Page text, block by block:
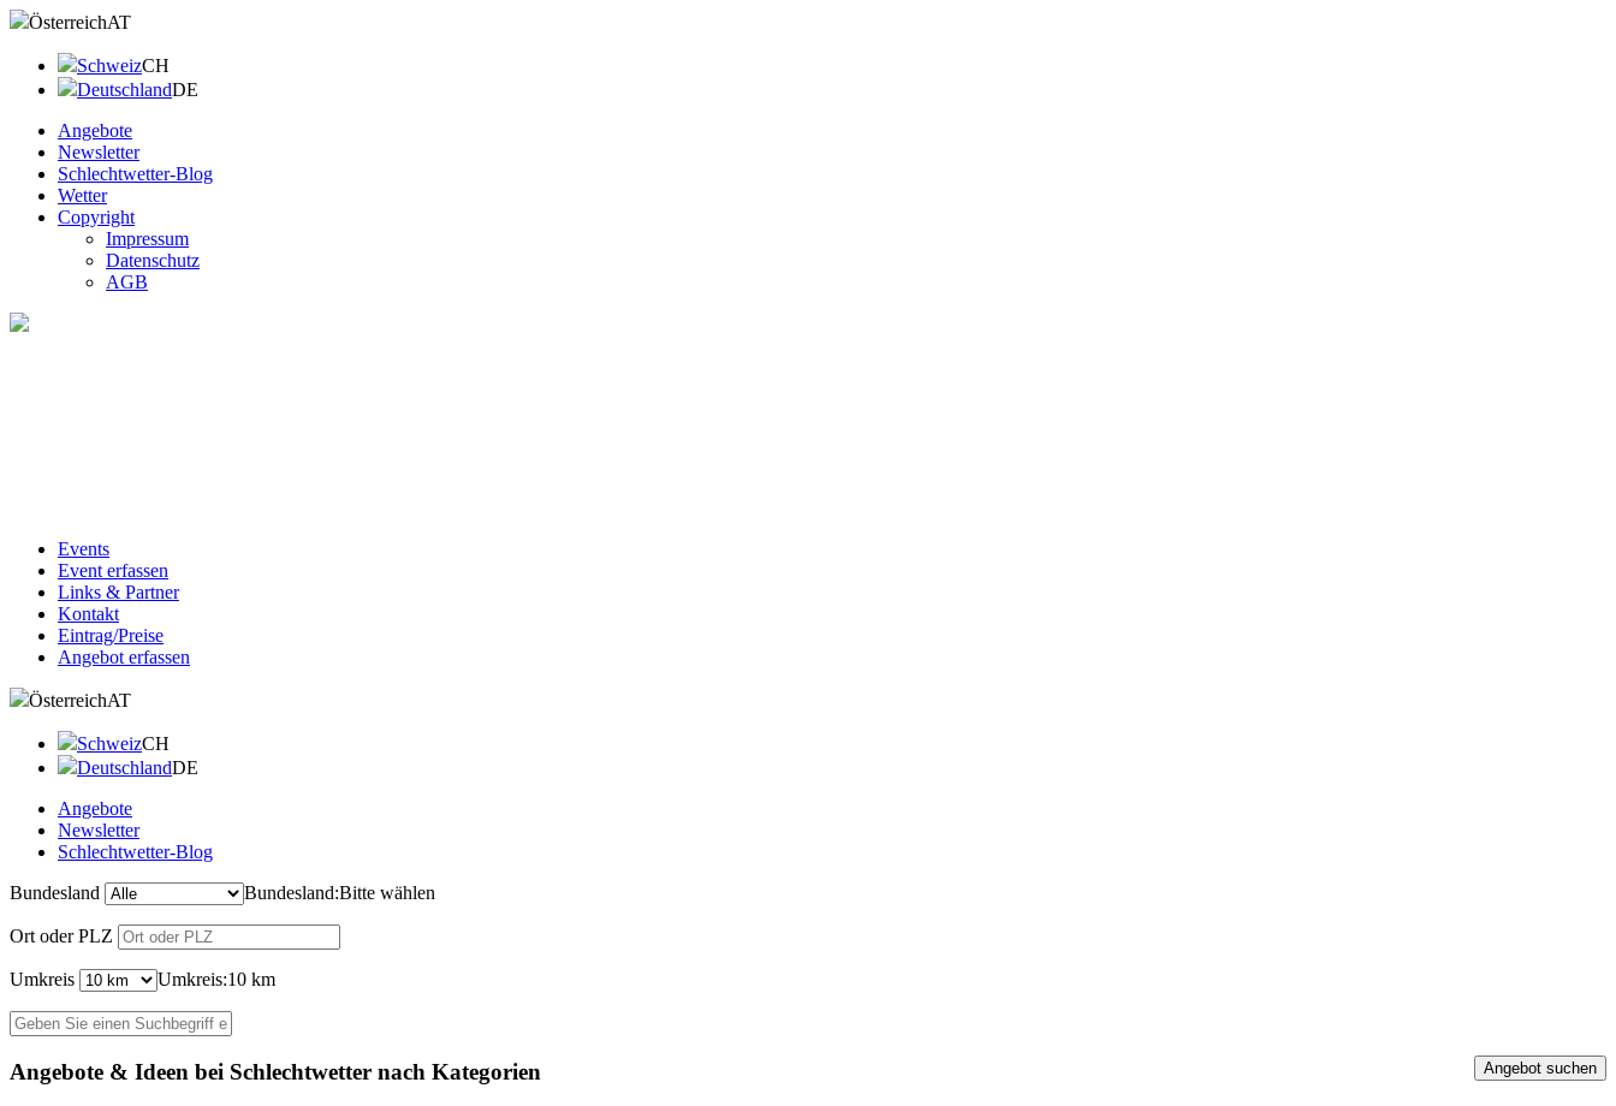
ÖsterreichAT
SchweizCH
DeutschlandDE
Angebote
Newsletter
Schlechtwetter-Blog
Wetter
Copyright
Impressum
Datenschutz
AGB
Events
Event erfassen
Links & Partner
Kontakt
Eintrag/Preise
Angebot erfassen
ÖsterreichAT
SchweizCH
DeutschlandDE
Angebote
Newsletter
Schlechtwetter-Blog
Bundesland
Bundesland:Bitte wählen
Ort oder PLZ
Umkreis Umkreis:10 km
Angebote & Ideen bei Schlechtwetter nach Kategorien